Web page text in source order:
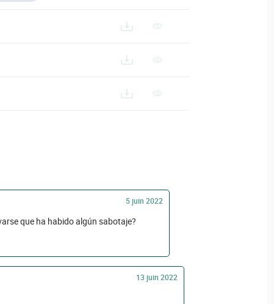
5 juin 2022
que ha habido algún sabotaje?
13 juin 2022